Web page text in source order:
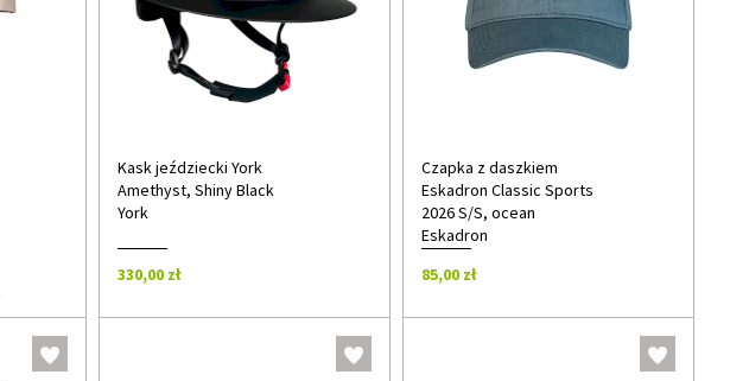
Kask jeździecki York
Amethyst, Shiny Black
York
330,00 zł
Czapka z daszkiem
Eskadron Classic Sports
2026 S/S, ocean
Eskadron
85,00 zł